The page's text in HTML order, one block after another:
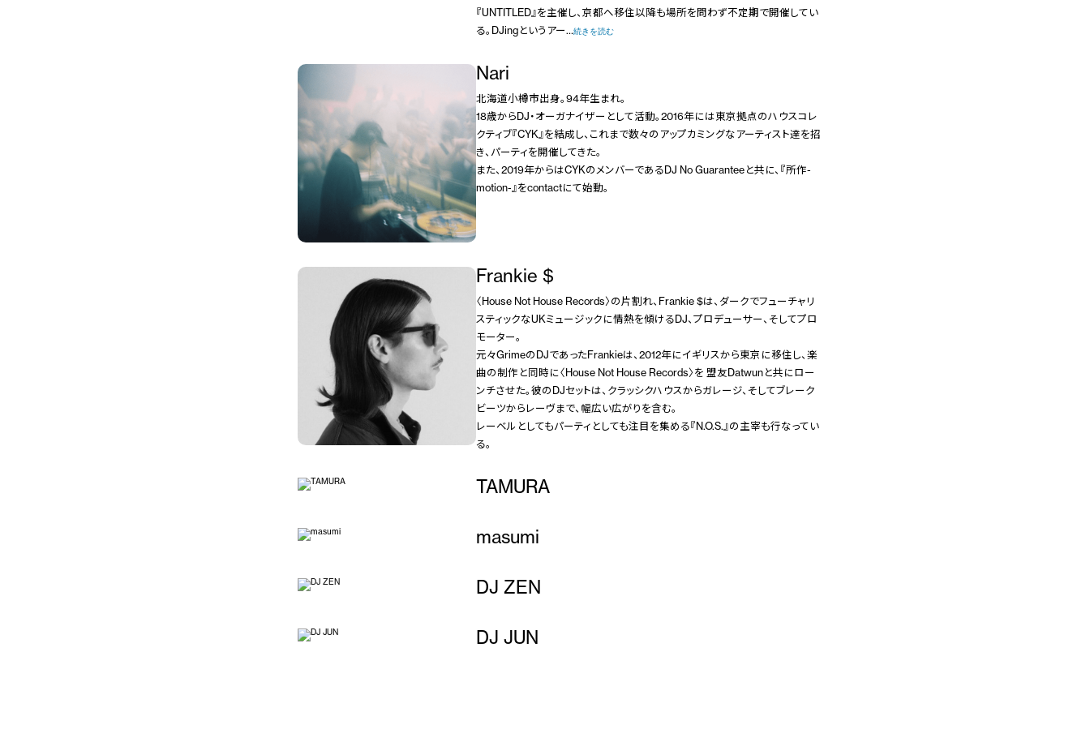
『UNTITLED』を主催し、京都へ移住以降も場所を問わず不定期で開催してい
る。DJingというアー…続きを読む
Nari
北海道小樽市出身。94年生まれ。
18歳からDJ・オーガナイザーとして活動。2016年には東京拠点のハウスコレ
クティブ『CYK』を結成し、これまで数々のアップカミングなアーティスト達を招
き、パーティを開催してきた。
また、2019年からはCYKのメンバーであるDJ No Guaranteeと共に、『所作-
motion-』をcontactにて始動。
Frankie $
〈House Not House Records〉の片割れ、Frankie $は、ダークでフューチャリ
スティックなUKミュージックに情熱を傾けるDJ、プロデューサー、そしてプロ
モーター。
元々GrimeのDJであったFrankieは、2012年にイギリスから東京に移住し、楽
曲の制作と同時に〈House Not House Records〉を 盟友Datwunと共にロー
ンチさせた。彼のDJセットは、クラッシクハウスからガレージ、そしてブレーク
ビーツからレーヴまで、幅広い広がりを含む。
レーベルとしてもパーティとしても注目を集める『N.O.S.』の主宰も行なってい
る。
TAMURA
masumi
DJ ZEN
DJ JUN